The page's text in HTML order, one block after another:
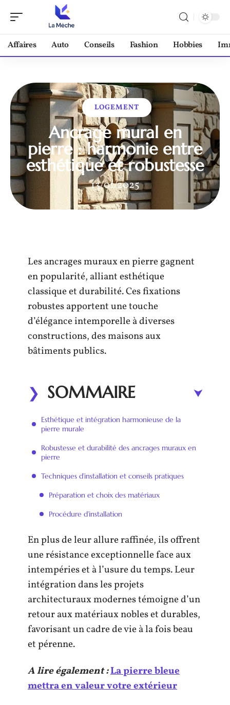
Affaires Auto Conseils Fashion Hobbies
LOGEMENT
Ancrage mural en
pierre : harmonie entre
esthétique et robustesse
13/01/2025
Les ancrages muraux en pierre gagnent
en popularité, alliant esthétique
classique et durabilité. Ces fixations
robustes apportent une touche
d’élégance intemporelle à diverses
constructions, des maisons aux
bâtiments publics.
SOMMAIRE
Esthétique et intégration harmonieuse de la
pierre murale
Robustesse et durabilité des ancrages muraux en
pierre
Techniques d’installation et conseils pratiques
Préparation et choix des matériaux
Procédure d’installation
En plus de leur allure raffinée, ils offrent
une résistance exceptionnelle face aux
intempéries et à l’usure du temps. Leur
intégration dans les projets
architecturaux modernes témoigne d’un
retour aux matériaux nobles et durables,
favorisant un cadre de vie à la fois beau
et pérenne.
A lire également :La pierre bleue
mettra en valeur votre extérieur